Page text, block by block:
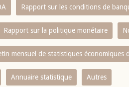
Rapport sur les conditions de
Rapport sur la politique monétaire
mensuel de statistiques économiques
Annuaire statistique Autres